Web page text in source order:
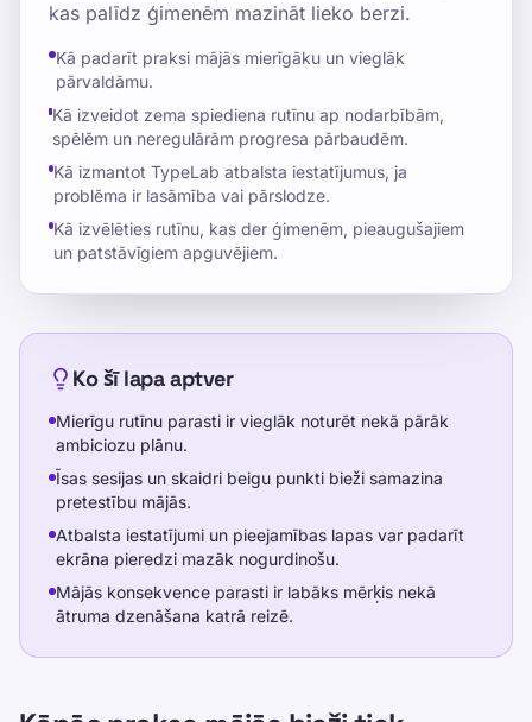
kas palīdz ģimenēm mazināt lieko berzi.
Kā padarīt praksi mājās mierīgāku un vieglāk
pārvaldāmu.
Kā izveidot zema spiediena rutīnu ap nodarbībām,
spēlēm un neregulārām progresa pārbaudēm.
Kā izmantot TypeLab atbalsta iestatījumus, ja
problēma ir lasāmība vai pārslodze.
Kā izvēlēties rutīnu, kas der ģimenēm, pieaugušajiem
un patstāvīgiem apguvējiem.
Ko šī lapa aptver
Mierīgu rutīnu parasti ir vieglāk noturēt nekā pārāk
ambiciozu plānu.
Īsas sesijas un skaidri beigu punkti bieži samazina
pretestību mājās.
Atbalsta iestatījumi un pieejamības lapas var padarīt
ekrāna pieredzi mazāk nogurdinošu.
Mājās konsekvence parasti ir labāks mērķis nekā
ātruma dzenāšana katrā reizē.